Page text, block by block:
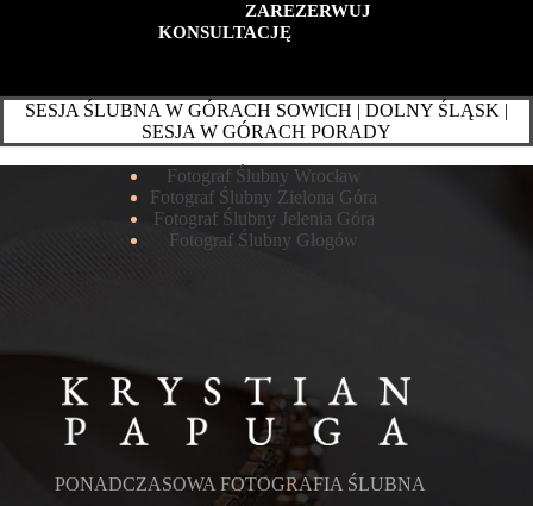
ZAREZERWUJ
KONSULTACJĘ
SESJA ŚLUBNA W GÓRACH SOWICH | DOLNY ŚLĄSK |
SESJA W GÓRACH PORADY
Fotograf Ślubny Wrocław
Fotograf Ślubny Zielona Góra
Fotograf Ślubny Jelenia Góra
Fotograf Ślubny Głogów
PONADCZASOWA FOTOGRAFIA ŚLUBNA